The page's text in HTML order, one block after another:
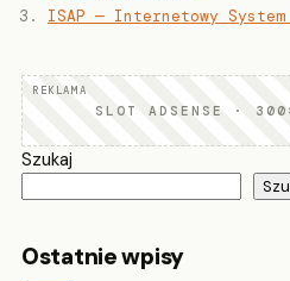
ISAP — Internetowy System
SLOT ADSENSE ·
Szukaj
Ostatnie wpisy